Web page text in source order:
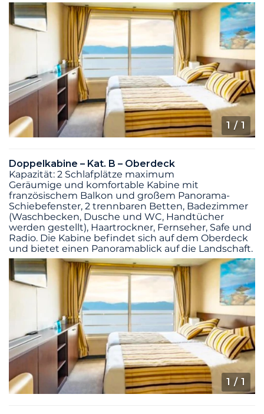
1 / 1
Doppelkabine – Kat. B – Oberdeck
Kapazität: 2 Schlafplätze maximum
Geräumige und komfortable Kabine mit
französischem Balkon und großem Panorama-
Schiebefenster, 2 trennbaren Betten, Badezimmer
(Waschbecken, Dusche und WC, Handtücher
werden gestellt), Haartrockner, Fernseher, Safe und
Radio. Die Kabine befindet sich auf dem Oberdeck
und bietet einen Panoramablick auf die Landschaft.
1 / 1